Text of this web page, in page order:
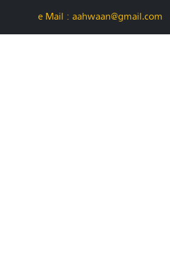
e-Mail : aahwaan@gmail.com